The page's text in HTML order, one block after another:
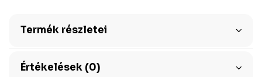
Termék részletei
Értékelések (0)